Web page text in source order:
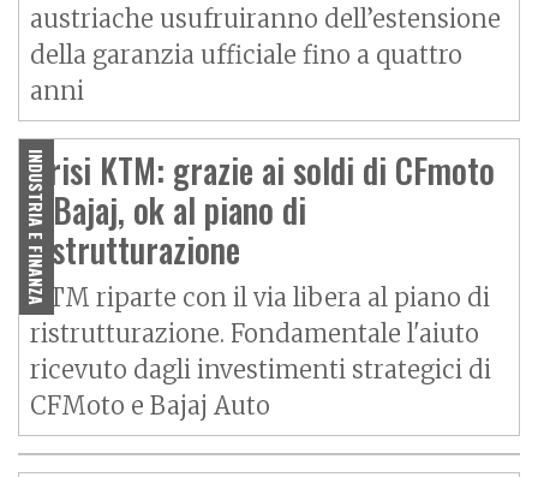
austriache usufruiranno dell’estensione
della garanzia ufficiale fino a quattro
anni
INDUSTRIA E FINANZA
Crisi KTM: grazie ai soldi di CFmoto
e Bajaj, ok al piano di
ristrutturazione
KTM riparte con il via libera al piano di
ristrutturazione. Fondamentale l'aiuto
ricevuto dagli investimenti strategici di
CFMoto e Bajaj Auto